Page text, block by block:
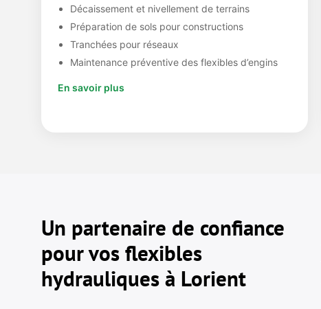
Décaissement et nivellement de terrains
Préparation de sols pour constructions
Tranchées pour réseaux
Maintenance préventive des flexibles d’engins
En savoir plus
Un partenaire de confiance
pour vos flexibles
hydrauliques à Lorient